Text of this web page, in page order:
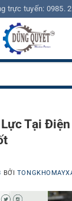
trực tuyến: 0985.
Tại
BỞI